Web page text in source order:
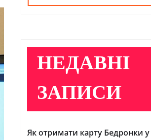
НЕДАВНІ
ЗАПИСИ
Як отримати карту Бедронки у